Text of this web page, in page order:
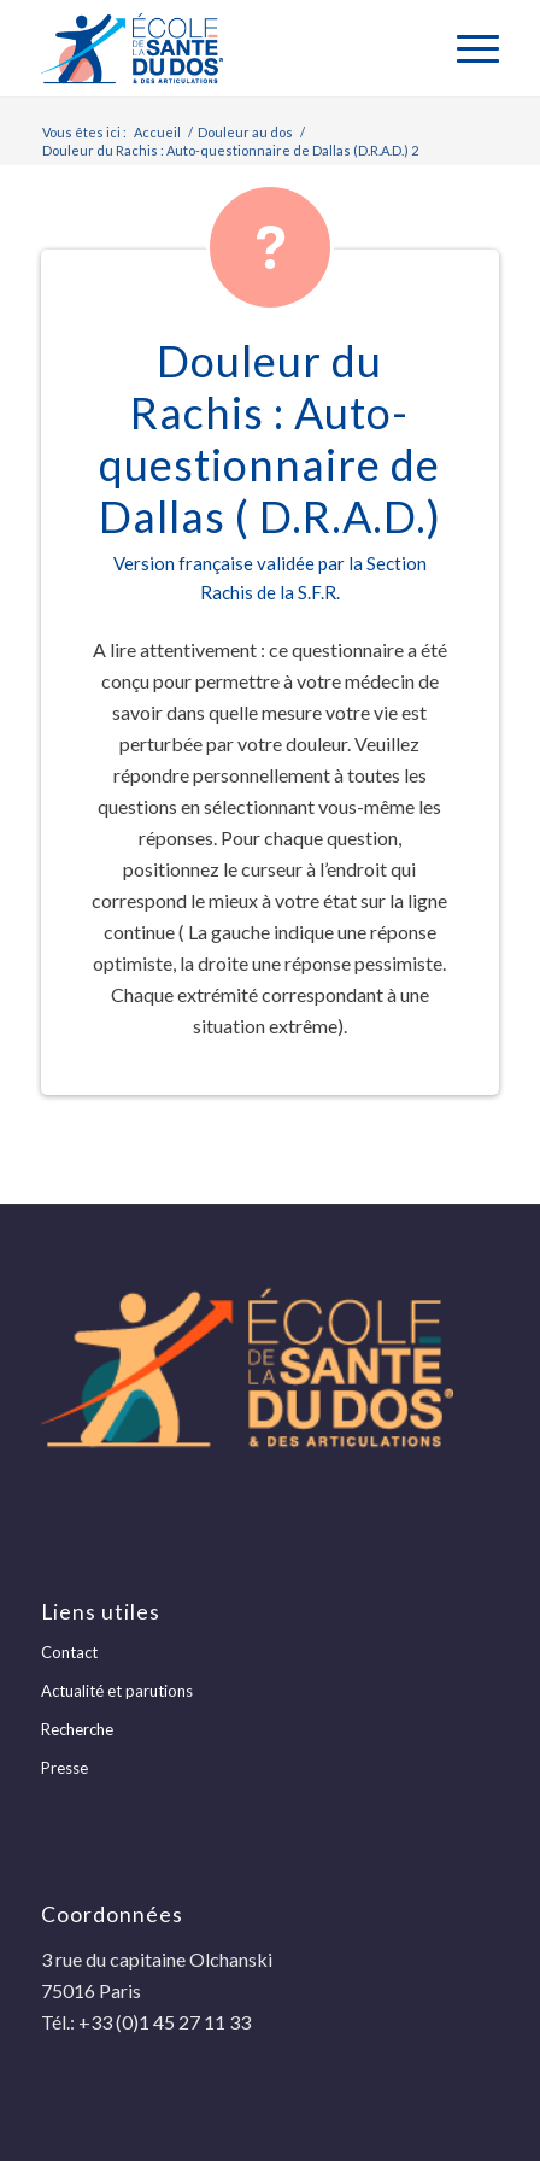
Vous êtes ici : Accueil / Douleur au dos /
Douleur du Rachis : Auto-questionnaire de Dallas (D.R.A.D.) 2
Douleur du
Rachis : Auto-
questionnaire de
Dallas ( D.R.A.D.)
Version française validée par la Section
Rachis de la S.F.R.
A lire attentivement : ce questionnaire a été
conçu pour permettre à votre médecin de
savoir dans quelle mesure votre vie est
perturbée par votre douleur. Veuillez
répondre personnellement à toutes les
questions en sélectionnant vous-même les
réponses. Pour chaque question,
positionnez le curseur à l’endroit qui
correspond le mieux à votre état sur la ligne
continue ( La gauche indique une réponse
optimiste, la droite une réponse pessimiste.
Chaque extrémité correspondant à une
situation extrême).
Liens utiles
Contact
Actualité et parutions
Recherche
Presse
Coordonnées
3 rue du capitaine Olchanski
75016 Paris
Tél.: +33 (0)1 45 27 11 33